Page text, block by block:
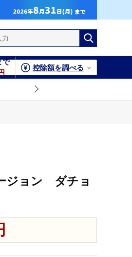
で
控除額を調べる
ジョン ダチョ